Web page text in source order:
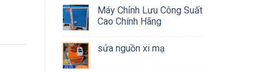
Máy Chỉnh Lưu Công Suất
Cao Chính Hãng
sửa nguồn xi mạ